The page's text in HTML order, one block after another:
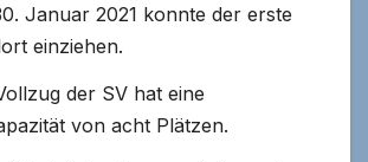
Januar 2021 konnte der erste
einziehen.
der SV hat eine
von acht Plätzen.